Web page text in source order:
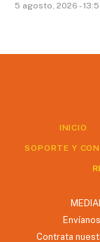
5 agosto, 2026 -
INICIO
SOPORTE Y
Contrata